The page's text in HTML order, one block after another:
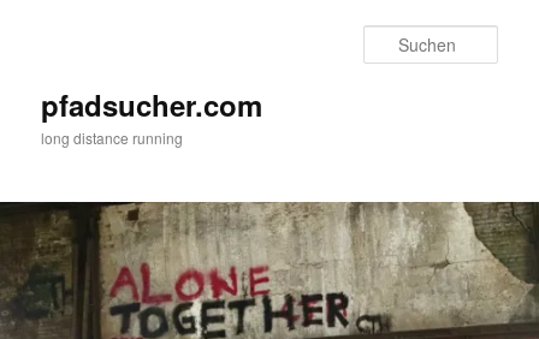
pfadsucher.com
long distance running